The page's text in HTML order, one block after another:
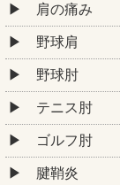
肩の痛み
野球肩
野球肘
テニス肘
ゴルフ肘
腱鞘炎